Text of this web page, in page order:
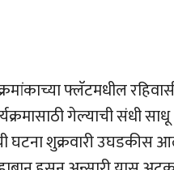
फ्लॅटमधील
गेल्याची संधी साधू
घटना शुक्रवारी उघडकीस